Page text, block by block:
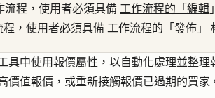
流程，使用者必須具備 工作流程的「編輯 」
程，使用者必須具備 工作流程的 「 發佈 」
具中使用報價屬性，以自動化處理並整理
價值報價，或重新接觸報價已過期的買家